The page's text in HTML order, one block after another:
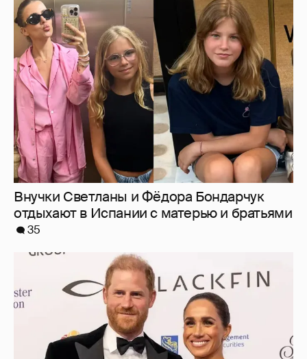
Внучки Светланы и Фёдора Бондарчук
отдыхают в Испании с матерью и братьями
35
Меган Маркл и принц Гарри вышли в свет
в Канаде